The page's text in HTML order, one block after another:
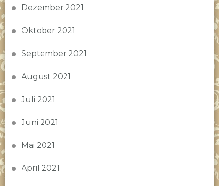
Dezember 2021
Oktober 2021
September 2021
August 2021
Juli 2021
Juni 2021
Mai 2021
April 2021